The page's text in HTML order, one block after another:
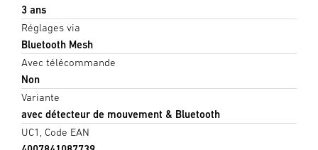
3 ans
Réglages via
Bluetooth Mesh
Avec télécommande
Non
Variante
avec détecteur de mouvement & Bluetooth
UC1, Code EAN